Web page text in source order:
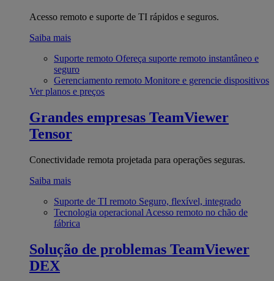
Acesso remoto e suporte de TI rápidos e seguros.
Saiba mais
Suporte remoto Ofereça suporte remoto instantâneo e
seguro
Gerenciamento remoto Monitore e gerencie dispositivos
Ver planos e preços
Grandes empresas TeamViewer
Tensor
Conectividade remota projetada para operações seguras.
Saiba mais
Suporte de TI remoto Seguro, flexível, integrado
Tecnologia operacional Acesso remoto no chão de
fábrica
Solução de problemas TeamViewer
DEX